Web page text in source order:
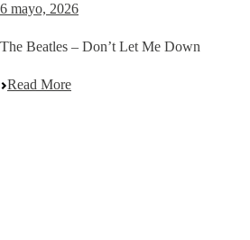
6 mayo, 2026
The Beatles – Don’t Let Me Down
Read More